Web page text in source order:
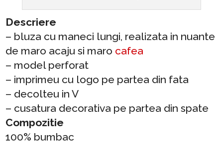
Descriere
– bluza cu maneci lungi, realizata in nuante
de maro acaju si maro cafea
– model perforat
– imprimeu cu logo pe partea din fata
– decolteu in V
– cusatura decorativa pe partea din spate
Compozitie
100% bumbac